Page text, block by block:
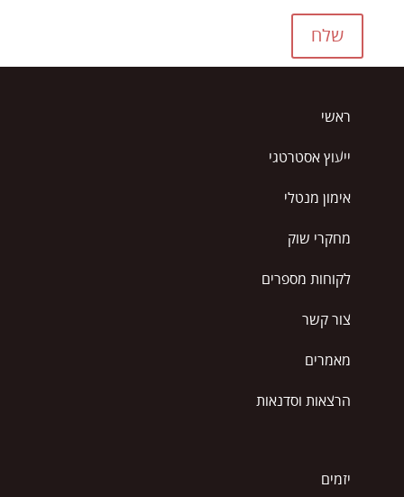
שלח
ראשי
ייעוץ אסטרטגי
אימון מנטלי
מחקרי שוק
לקוחות מספרים
צור קשר
מאמרים
הרצאות וסדנאות
יזמים